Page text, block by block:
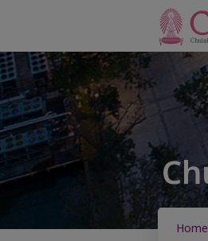
Home